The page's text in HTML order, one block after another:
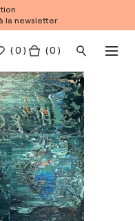
la newsletter
(0 ) ( 0 )